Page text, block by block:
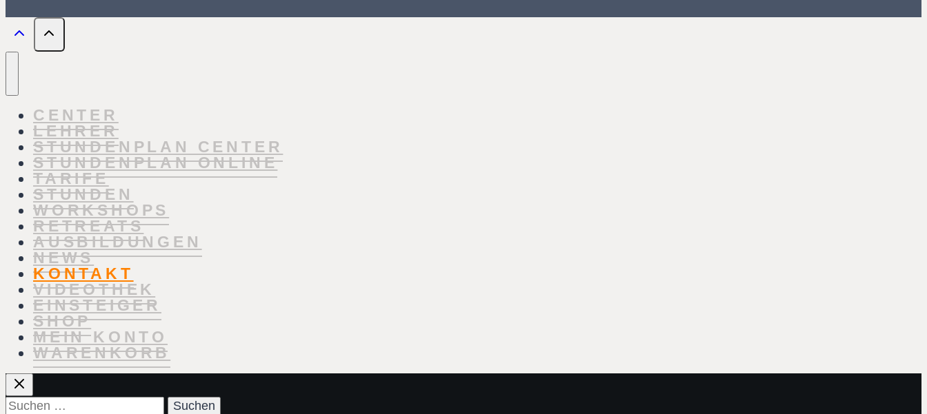
CENTER
LEHRER
STUNDENPLAN CENTER
STUNDENPLAN ONLINE
TARIFE
STUNDEN
WORKSHOPS
RETREATS
AUSBILDUNGEN
NEWS
KONTAKT
VIDEOTHEK
EINSTEIGER
SHOP
MEIN KONTO
WARENKORB
Suchen